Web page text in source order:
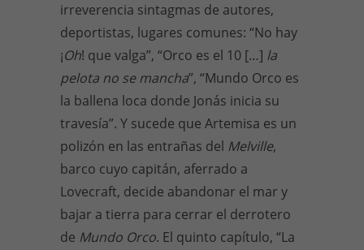
irreverencia sintagmas de autores,
deportistas, lugares comunes: “No hay
¡Oh! que valga”, “Orco es el 10 […] la
pelota no se mancha”, “Mundo Orco es
la ballena loca donde Jonás inicia su
travesía”. Y sucede que Artemisa es un
polizón en las entrañas del Melville,
barco cuyo capitán, aferrado a
Lovecraft, decide abandonar el mar y
bajar a tierra para cerrar el derrotero
de Mundo Orco. El quinto capítulo, “La